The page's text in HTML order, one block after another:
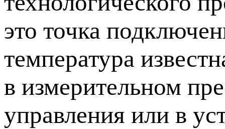
это точка
температура
в измерительном
управления или в